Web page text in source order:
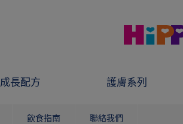
成長配方 護膚系列
飲食指南 聯絡我們